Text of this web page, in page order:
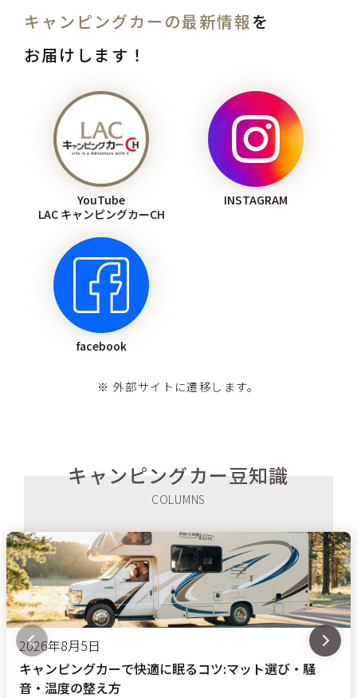
キャンピングカーの最新情報を
お届けします！
YouTube
LAC キャンピングカーCH
INSTAGRAM
facebook
※ 外部サイトに遷移します。
キャンピングカー豆知識
2026年8月5日
キャンピングカーで快適に眠るコツ:マット選び・騒
音・温度の整え方